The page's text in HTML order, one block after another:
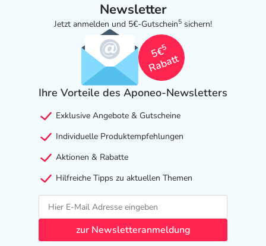
Newsletter
Jetzt anmelden und 5€-Gutschein5 sichern!
5€
5
Rabatt
Ihre Vorteile des Aponeo-Newsletters
Exklusive Angebote & Gutscheine
Individuelle Produktempfehlungen
Aktionen & Rabatte
Hilfreiche Tipps zu aktuellen Themen
zur Newsletteranmeldung